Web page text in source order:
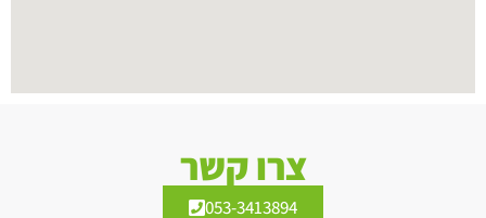
צרו קשר
053-3413894